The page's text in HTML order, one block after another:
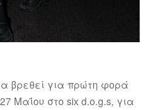
βρεθεί για πρώτη φορά
Μαΐου στο six d.o.g.s, για